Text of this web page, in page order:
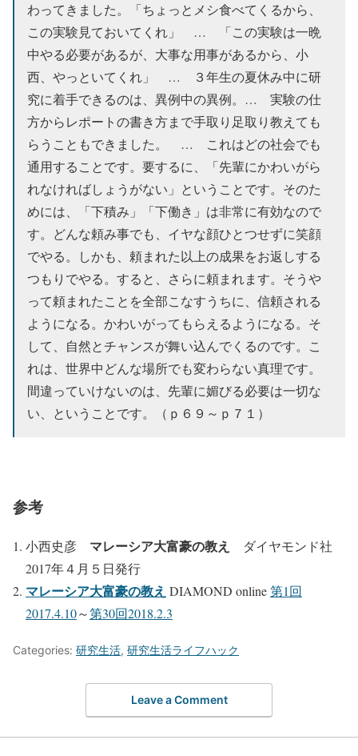
わってきました。「ちょっとメシ食べてくるから、
この実験見ておいてくれ」 … 「この実験は一晩
中やる必要があるが、大事な用事があるから、小
西、やっといてくれ」 … ３年生の夏休み中に研
究に着手できるのは、異例中の異例。… 実験の仕
方からレポートの書き方まで手取り足取り教えても
らうこともできました。 … これはどの社会でも
通用することです。要するに、「先輩にかわいがら
れなければしょうがない」ということです。そのた
めには、「下積み」「下働き」は非常に有効なので
す。どんな頼み事でも、イヤな顔ひとつせずに笑顔
でやる。しかも、頼まれた以上の成果をお返しする
つもりでやる。すると、さらに頼まれます。そうや
って頼まれたことを全部こなすうちに、信頼される
ようになる。かわいがってもらえるようになる。そ
して、自然とチャンスが舞い込んでくるのです。こ
れは、世界中どんな場所でも変わらない真理です。
間違っていけないのは、先輩に媚びる必要は一切な
い、ということです。（ｐ６９～ｐ７１）
参考
小西史彦 マレーシア大富豪の教え
ダイヤモンド社
2017年４月５日発行
マレーシア大富豪の教え DIAMOND online第1回
2017.4.10～第30回2018.2.3
Categories: 研究生活, 研究生活ライフハック
Leave a Comment